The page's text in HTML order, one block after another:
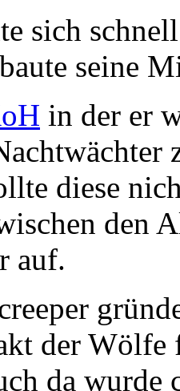
sich
seine
in der er
diese
den
auf.
der Wölfe
da wurde